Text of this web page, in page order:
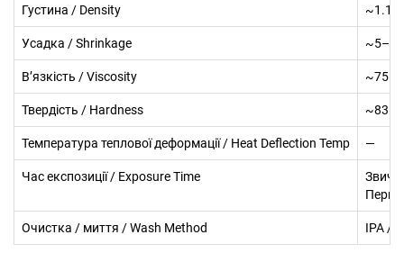
Густина / Density ~1.14
Усадка / Shrinkage ~5–6
В’язкість / Viscosity
Твердість / Hardness
Температура теплової деформації / Heat Deflection Temp —
Час експозиції / Exposure Time
Очистка / миття / Wash Method IPA /